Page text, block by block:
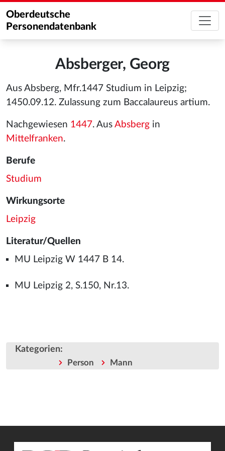
Oberdeutsche
Personendatenbank
Absberger, Georg
Aus Absberg, Mfr.1447 Studium in Leipzig;
1450.09.12. Zulassung zum Baccalaureus artium.
Nachgewiesen 1447. Aus Absberg in
Mittelfranken.
Berufe
Studium
Wirkungsorte
Leipzig
Literatur/Quellen
MU Leipzig W 1447 B 14.
MU Leipzig 2, S.150, Nr.13.
Kategorien:
Person Mann